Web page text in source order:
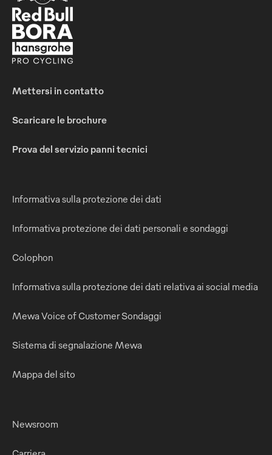
Mettersi in contatto
Scaricare le brochure
Prova del servizio panni tecnici
Informativa sulla protezione dei dati
Informativa protezione dei dati personali e sondaggi
Colophon
Informativa sulla protezione dei dati relativa ai social media
Mewa Voice of Customer Sondaggi
Sistema di segnalazione Mewa
Mappa del sito
Newsroom